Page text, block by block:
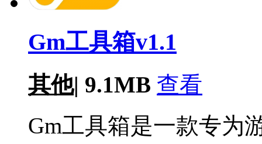
Gm工具箱v1.1
其他| 9.1MB 查看
Gm工具箱是一款专为